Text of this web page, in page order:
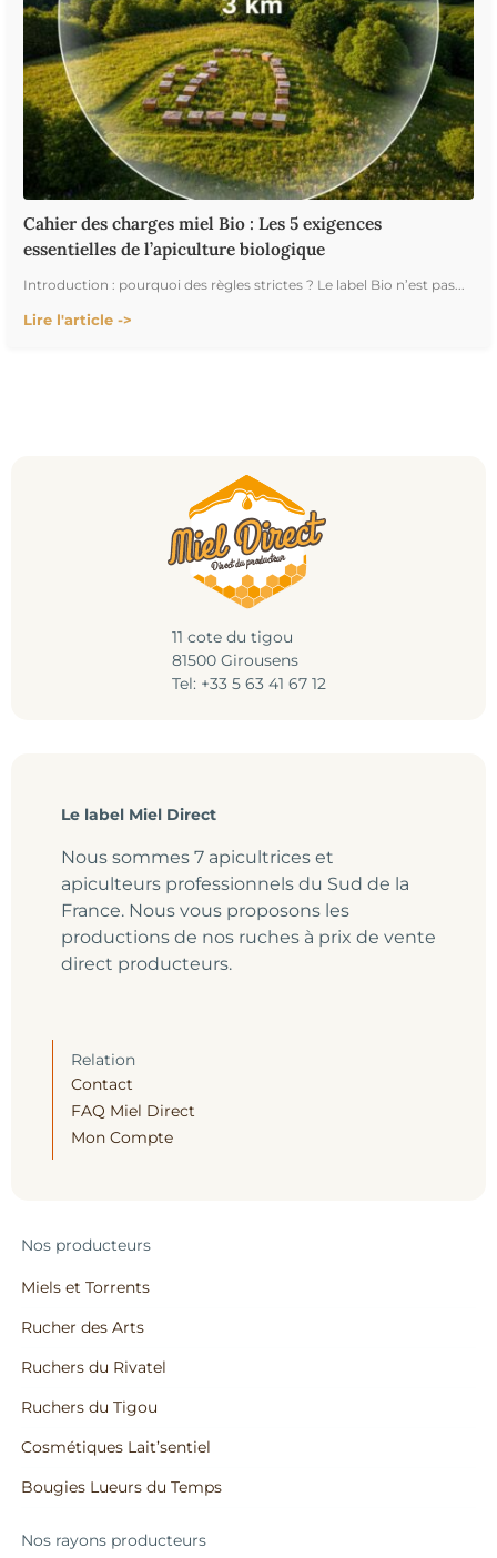
Cahier des charges miel Bio : Les 5 exigences
essentielles de l’apiculture biologique
Introduction : pourquoi des règles strictes ? Le label Bio n’est pas...
Lire l'article ->
11 cote du tigou
81500 Girousens
Tel: +33 5 63 41 67 12
Le label Miel Direct
Nous sommes 7 apicultrices et
apiculteurs professionnels du Sud de la
France. Nous vous proposons les
productions de nos ruches à prix de vente
direct producteurs.
Relation
Contact
FAQ Miel Direct
Mon Compte
Nos producteurs
Miels et Torrents
Rucher des Arts
Ruchers du Rivatel
Ruchers du Tigou
Cosmétiques Lait’sentiel
Bougies Lueurs du Temps
Nos rayons producteurs